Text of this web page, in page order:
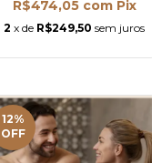
R$474,05 com Pix
2 x de R$249,50 sem juros
12%
OFF